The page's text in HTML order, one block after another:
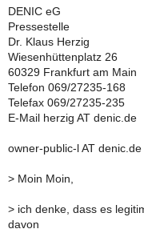
DENIC eG
Pressestelle
Dr. Klaus Herzig
Wiesenhüttenplatz 26
60329 Frankfurt am Main
Telefon 069/27235-168
Telefax 069/27235-235
E-Mail herzig AT denic.de
owner-public-l AT
> Moin Moin,
> ich denke, dass es
davon